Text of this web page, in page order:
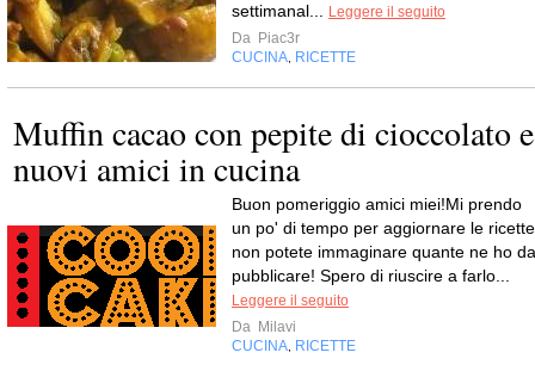
settimanal...
Leggere il seguito
Da Piac3r
CUCINA RICETTE
Muffin cacao con pepite di cioccolato e
nuovi amici in cucina
Buon pomeriggio amici miei!Mi prendo
un po' di tempo per aggiornare le
non potete immaginare quante ne ho da
pubblicare! Spero di riuscire a farlo...
Leggere il seguito
Da Milavi
CUCINA RICETTE